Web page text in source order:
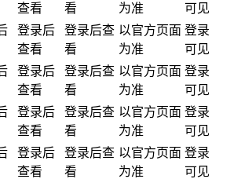
查看
看
为准
可见
登录后
查看
登录后查
看
以官方页面
为准
登录
可见
登录后
查看
登录后查
看
以官方页面
为准
登录
可见
登录后
查看
登录后查
看
以官方页面
为准
登录
可见
登录后
查看
登录后查
看
以官方页面
为准
登录
可见